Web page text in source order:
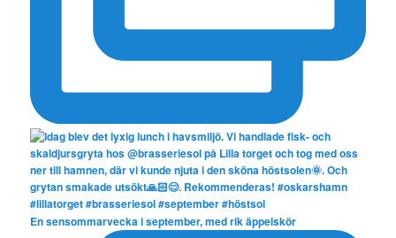
En sensommarvecka i september, med rik äppelskör